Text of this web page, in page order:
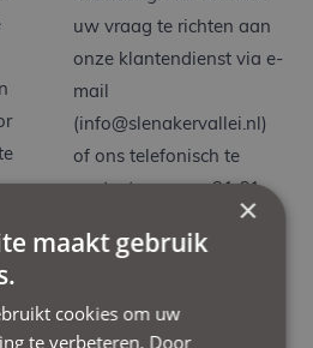
uw vraag te richten aan
onze klantendienst via e-
mail
(info@slenakervallei.nl)
of ons telefonisch te
contacteren op +31 61
voor de verwerking van
uw persoonlijke
×
maakt gebruik
cookies om uw
te verbeteren. Door